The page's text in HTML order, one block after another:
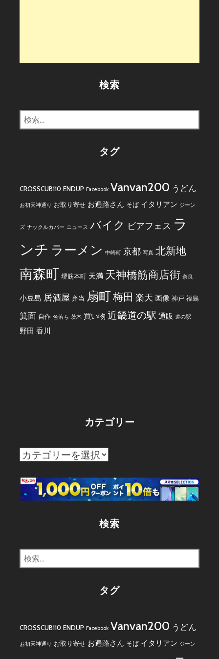
検索
検
索:
タグ
CROSSCUB110 ENDUP Facebook Vanvan200 うどん
お初天神通り お取り寄せ お遍路さん そば イタリアン ジーン
ズ ナックルカバー ニュース バイク ビアフェス ラ
ンチ ラーメン 中崎町 京都 写真 北新地
南森町 堺筋本町 天満 天神橋筋商店街 奈良
小豆島 居酒屋 弁当 扇町梅田 楽天 画像 神戸 福島
箕面 自作 色落ち 茨木 買い物 近畿道の駅 通販 道の駅
野田 香川
カテゴリー
カ
ゴ
リ
検索
検
索:
タグ
CROSSCUB110 ENDUP Facebook Vanvan200 うどん
お初天神通り お取り寄せ お遍路さん そば イタリアン ジーン